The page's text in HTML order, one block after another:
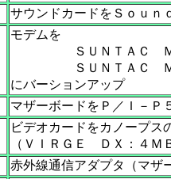
サウンドカードをＳｏｕｎ
モデムを
ＳＵＮＴＡＣ ＭＳ
ＳＵＮＴＡＣ ＭＳ２
にバーションアップ
マザーボードをＰ／Ｉ－Ｐ
ビデオカードをカノープス
（ＶＩＲＧＥ ＤＸ：４Ｍ
赤外線通信アダプタ（マザ